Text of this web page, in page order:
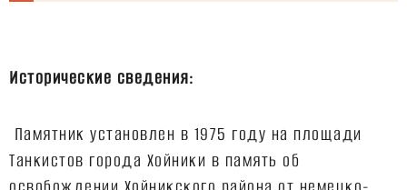
Исторические сведения:
Памятник установлен в 1975 году на площади
Танкистов города Хойники в память об